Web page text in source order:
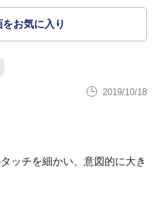
お気に入り
2019/10/18
ッチを細かい、意図的に大き